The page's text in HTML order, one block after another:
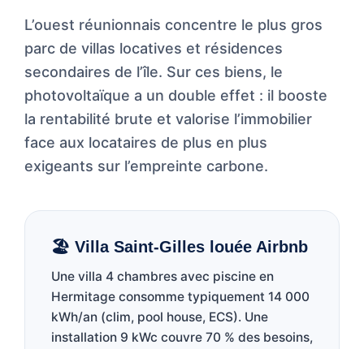
L’ouest réunionnais concentre le plus gros
parc de villas locatives et résidences
secondaires de l’île. Sur ces biens, le
photovoltaïque a un double effet : il booste
la rentabilité brute et valorise l’immobilier
face aux locataires de plus en plus
exigeants sur l’empreinte carbone.
🏖️ Villa Saint-Gilles louée Airbnb
Une villa 4 chambres avec piscine en
Hermitage consomme typiquement 14 000
kWh/an (clim, pool house, ECS). Une
installation 9 kWc couvre 70 % des besoins,